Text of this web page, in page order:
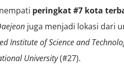
peringkat #7 kota
juga menjadi lokasi dari
Institute of Science and
University(#27).